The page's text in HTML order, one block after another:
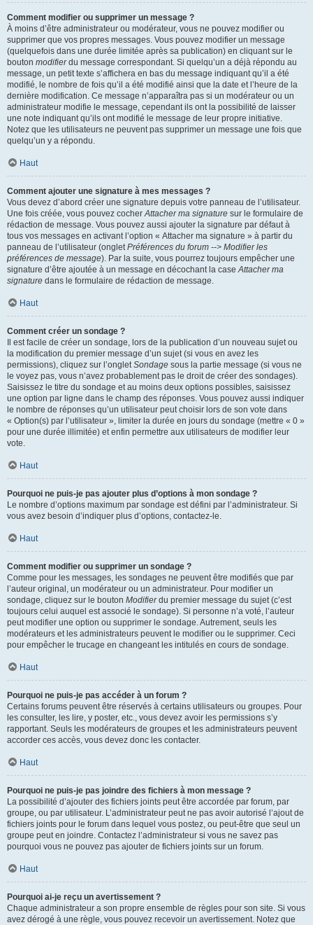
Comment modifier ou supprimer un message ?
À moins d’être administrateur ou modérateur, vous ne pouvez modifier ou
supprimer que vos propres messages. Vous pouvez modifier un message
(quelquefois dans une durée limitée après sa publication) en cliquant sur le
bouton modifierdu message correspondant. Si quelqu’un a déjà répondu au
message, un petit texte s’affichera en bas du message indiquant qu’il a été
modifié, le nombre de fois qu’il a été modifié ainsi que la date et l’heure de la
dernière modification. Ce message n’apparaîtra pas si un modérateur ou un
administrateur modifie le message, cependant ils ont la possibilité de laisser
une note indiquant qu’ils ont modifié le message de leur propre initiative.
Notez que les utilisateurs ne peuvent pas supprimer un message une fois que
quelqu’un y a répondu.
Haut
Comment ajouter une signature à mes messages ?
Vous devez d’abord créer une signature depuis votre panneau de l’utilisateur.
Une fois créée, vous pouvez cocherAttacher ma signature sur le formulaire de
rédaction de message. Vous pouvez aussi ajouter la signature par défaut à
tous vos messages en activant l’option « Attacher ma signature » à partir du
panneau de l’utilisateur (ongletPréférences du forum --> Modifier les
préférences de message). Par la suite, vous pourrez toujours empêcher une
signature d’être ajoutée à un message en décochant la caseAttacher ma
signature dans le formulaire de rédaction de message.
Haut
Comment créer un sondage ?
Il est facile de créer un sondage, lors de la publication d’un nouveau sujet ou
la modification du premier message d’un sujet (si vous en avez les
permissions), cliquez sur l’ongletSondage sous la partie message (si vous ne
le voyez pas, vous n’avez probablement pas le droit de créer des sondages).
Saisissez le titre du sondage et au moins deux options possibles, saisissez
une option par ligne dans le champ des réponses. Vous pouvez aussi indiquer
le nombre de réponses qu’un utilisateur peut choisir lors de son vote dans
« Option(s) par l’utilisateur », limiter la durée en jours du sondage (mettre « 0 »
pour une durée illimitée) et enfin permettre aux utilisateurs de modifier leur
vote.
Haut
Pourquoi ne puis-je pas ajouter plus d’options à mon sondage ?
Le nombre d’options maximum par sondage est défini par l’administrateur. Si
vous avez besoin d’indiquer plus d’options, contactez-le.
Haut
Comment modifier ou supprimer un sondage ?
Comme pour les messages, les sondages ne peuvent être modifiés que par
l’auteur original, un modérateur ou un administrateur. Pour modifier un
sondage, cliquez sur le bouton Modifierdu premier message du sujet (c’est
toujours celui auquel est associé le sondage). Si personne n’a voté, l’auteur
peut modifier une option ou supprimer le sondage. Autrement, seuls les
modérateurs et les administrateurs peuvent le modifier ou le supprimer. Ceci
pour empêcher le trucage en changeant les intitulés en cours de sondage.
Haut
Pourquoi ne puis-je pas accéder à un forum ?
Certains forums peuvent être réservés à certains utilisateurs ou groupes. Pour
les consulter, les lire, y poster, etc., vous devez avoir les permissions s’y
rapportant. Seuls les modérateurs de groupes et les administrateurs peuvent
accorder ces accès, vous devez donc les contacter.
Haut
Pourquoi ne puis-je pas joindre des fichiers à mon message ?
La possibilité d’ajouter des fichiers joints peut être accordée par forum, par
groupe, ou par utilisateur. L’administrateur peut ne pas avoir autorisé l’ajout de
fichiers joints pour le forum dans lequel vous postez, ou peut-être que seul un
groupe peut en joindre. Contactez l’administrateur si vous ne savez pas
pourquoi vous ne pouvez pas ajouter de fichiers joints sur un forum.
Haut
Pourquoi ai-je reçu un avertissement ?
Chaque administrateur a son propre ensemble de règles pour son site. Si vous
avez dérogé à une règle, vous pouvez recevoir un avertissement. Notez que